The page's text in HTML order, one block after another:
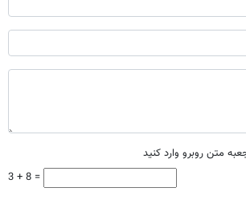
متن روبرو وارد کنید
3 + 8 =